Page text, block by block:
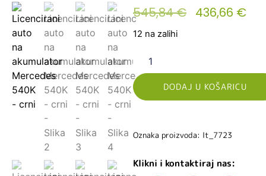
545,84€ 436,66 €
12 na zalihi
DODAJ U KOŠARICU
Oznaka proizvoda: lt_7723
Klikni i kontaktiraj nas: